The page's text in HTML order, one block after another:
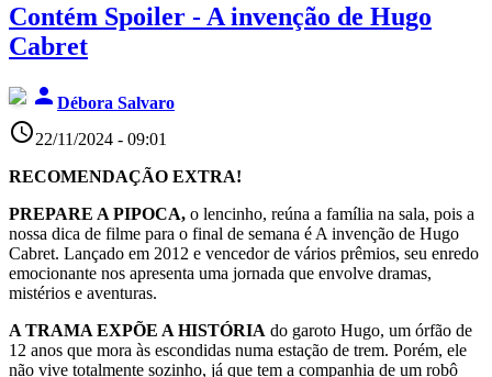
Contém Spoiler - A invenção de Hugo
Cabret
person Débora Salvaro
access_time22/11/2024 - 09:01
RECOMENDAÇÃO EXTRA!
PREPARE A PIPOCA, o lencinho, reúna a família na sala, pois a
nossa dica de filme para o final de semana é A invenção de Hugo
Cabret. Lançado em 2012 e vencedor de vários prêmios, seu enredo
emocionante nos apresenta uma jornada que envolve dramas,
mistérios e aventuras.
A TRAMA EXPÕE A HISTÓRIA do garoto Hugo, um órfão de
12 anos que mora às escondidas numa estação de trem. Porém, ele
não vive totalmente sozinho, já que tem a companhia de um robô